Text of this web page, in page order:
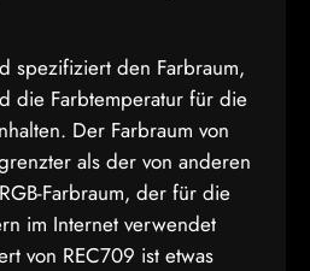
spezifiziert den Farbraum,
die Farbtemperatur für die
Der Farbraum von
als der von anderen
Farbraum, der für die
im Internet verwendet
von REC709 ist etwas